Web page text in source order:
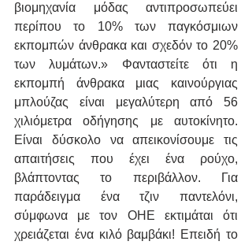
βιομηχανία μόδας αντιπροσωπεύει
περίπου το 10% των παγκόσμιων
εκπομπών άνθρακα και σχεδόν το 20%
των λυμάτων.» Φανταστείτε ότι η
εκπομπή άνθρακα μιας καινούργιας
μπλούζας είναι μεγαλύτερη από 56
χιλιόμετρα οδήγησης με αυτοκίνητο.
Είναι δύσκολο να απεικονίσουμε τις
απαιτήσεις που έχει ένα ρούχο,
βλάπτοντας το περιβάλλον. Για
παράδειγμα ένα τζιν παντελόνι,
σύμφωνα με τον ΟΗΕ εκτιμάται ότι
χρειάζεται ένα κιλό βαμβάκι! Επειδή το